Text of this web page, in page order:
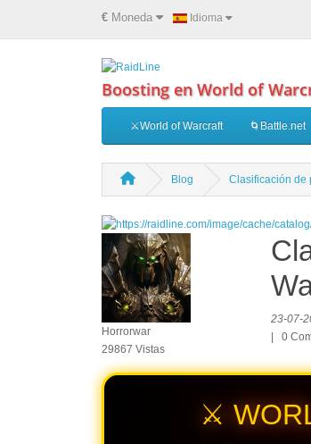
€ Moneda Idioma
Boosting en World of
⚔️World of Warcraft 🌀Battle.net
Blog Clasificación de
Horrorwar
29867 Vistas
23-07-
| 0
⚔️